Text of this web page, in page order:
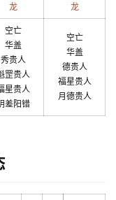
龙 龙
空亡
华盖
秀贵人
罡贵人
星贵人
差阳错
空亡
华盖
德贵人
福星贵人
月德贵人